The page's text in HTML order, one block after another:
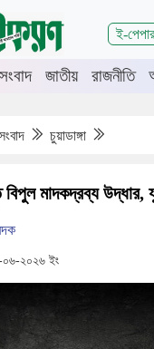
ই-পেপার
গণমিছিল
জাতীয় রাজনীতি
চুয়াডাঙ্গা
বিপুল মাদকদ্রব্য
২০২৬ ইং